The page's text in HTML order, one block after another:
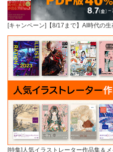
[キャンペーン]【8/17まで】AI時代の
[特集]人気イラストレーター作品集＆メ